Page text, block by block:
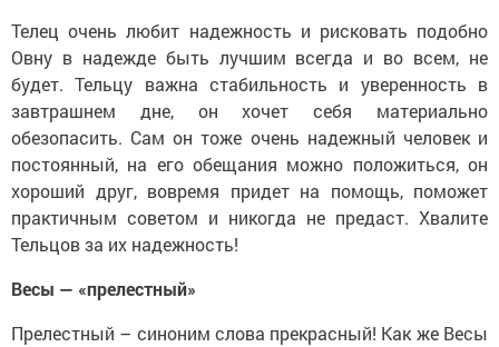
Телец очень любит надежность и рисковать подобно
Овну в надежде быть лучшим всегда и во всем, не
будет. Тельцу важна стабильность и уверенность в
завтрашнем дне, он хочет себя материально
обезопасить. Сам он тоже очень надежный человек и
постоянный, на его обещания можно положиться, он
хороший друг, вовремя придет на помощь, поможет
практичным советом и никогда не предаст. Хвалите
Тельцов за их надежность!
Весы — «прелестный»
Прелестный – синоним слова прекрасный! Как же Весы